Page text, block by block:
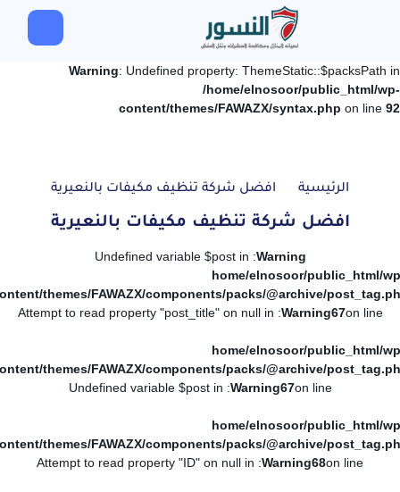
Warning: Undefined property: ThemeStatic::$packsPath in
/home/elnosoor/public_html/wp-
content/themes/FAWAZX/syntax.php on line 92
الرئيسية افضل شركة تنظيف مكيفات بالنعيرية
افضل شركة تنظيف مكيفات بالنعيرية
Warning
: Undefined variable $post in
/home/elnosoor/public_html/
themes/FAWAZX/components/packs/@archive/
on line
67
Warning
: Attempt to read property "post_title" on null in
/home/elnosoor/public_html/
themes/FAWAZX/components/packs/@archive/
on line
67
Warning
: Undefined variable $post in
/home/elnosoor/public_html/
themes/FAWAZX/components/packs/@archive/
on line
68
Warning
: Attempt to read property "ID" on null in